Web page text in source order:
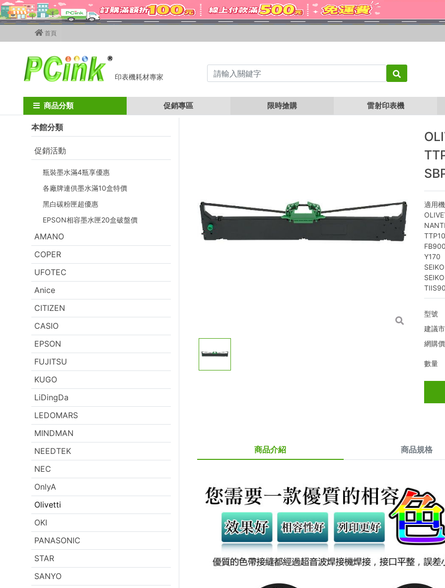
首頁
印表機耗材專家
商品分類 促銷專區 限時搶購 雷射印表機
Home 色帶 Olivetti OLIVETTI PR9 / PR-9 相容色帶 TTP10 / FB900 / Y170 / SEIKOSHA SBP900 / SBP990 / TIIS9068
本館分類
促銷活動
瓶裝墨水滿4瓶享優惠
各廠牌連供墨水滿10盒特價
黑白碳粉匣超優惠
EPSON相容墨水匣20盒破盤價
AMANO
COPER
UFOTEC
Anice
CITIZEN
CASIO
EPSON
FUJITSU
KUGO
LiDingDa
LEDOMARS
MINDMAN
NEEDTEK
NEC
OnlyA
Olivetti
OKI
PANASONIC
STAR
SANYO
適用
Y170
型號
建議
網購價
數量
商品介紹 商品規格